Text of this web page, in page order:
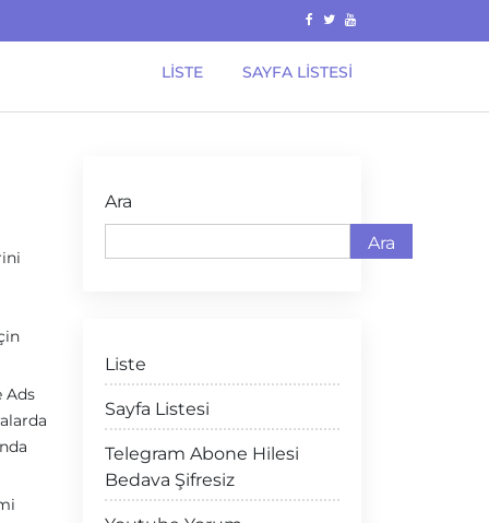
LISTE SAYFA LISTESI
Ads
Ara
Ara
Liste
Sayfa Listesi
Telegram Abone Hilesi
Bedava Şifresiz